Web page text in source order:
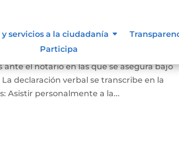
servicios a la ciudadanía
Participa
la gravedad de
el notario en las que se asegura bajo
declaración verbal se transcribe en la
Asistir personalmente a la...